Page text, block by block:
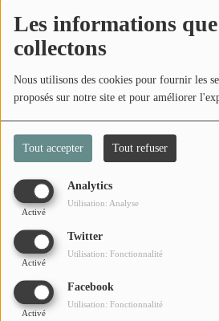
Les informations
collectons
Nous utilisons des cookies pour fournir les
proposés sur notre site et pour améliorer
Tout accepter Tout refuser
Analytics
Activé
Utilisation: Analyse
Twitter
Activé
Utilisation: Fonctionnalité
Facebook
Activé
Utilisation: Fonctionnalité
Retrouvez ici les tendances météo de
La météo à Salazie
Commentaires(0)